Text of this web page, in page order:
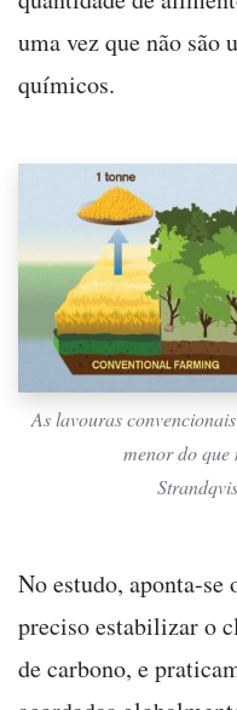
uma vez que não
químicos.
As lavouras
menor do
No estudo, aponta-
preciso estabilizar o
de carbono, e